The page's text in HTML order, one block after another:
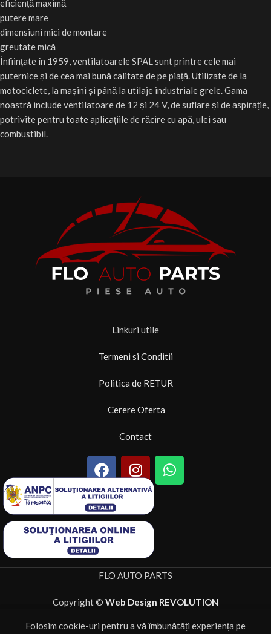
eficiență maximă
putere mare
dimensiuni mici de montare
greutate mică
Înființate în 1959, ventilatoarele SPAL sunt printre cele mai
puternice și de cea mai bună calitate de pe piață. Utilizate de la
motociclete, la mașini și până la utilaje industriale grele. Gama
noastră include ventilatoare de 12 și 24 V, de suflare și de aspirație,
potrivite pentru toate aplicațiile de răcire cu apă, ulei sau
combustibil.
Linkuri utile
Termeni si Conditii
Politica de RETUR
Cerere Oferta
Contact
FLO AUTO PARTS
Copyright © Web Design REVOLUTION
Folosim cookie-uri pentru a vă îmbunătăți experiența pe